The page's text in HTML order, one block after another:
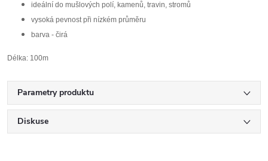
ideální do mušlových polí, kamenů, travin, stromů
vysoká pevnost při nízkém průměru
barva - čirá
Délka: 100m
Parametry produktu
Diskuse